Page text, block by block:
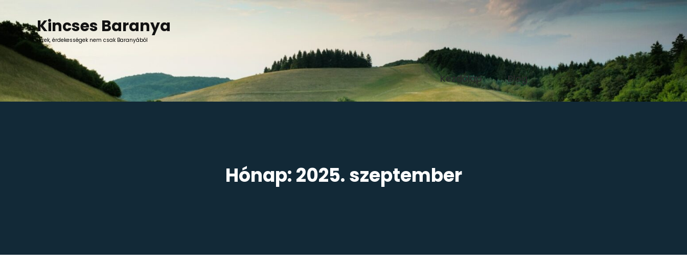
to
content Kincses Baranya
Hírek, érdekességek nem csak Baranyából
Kezdőlap Blog
Hónap:2025. szeptember